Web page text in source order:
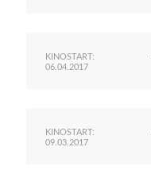
KINOSTART:
06.04.2017
KINOSTART:
09.03.2017